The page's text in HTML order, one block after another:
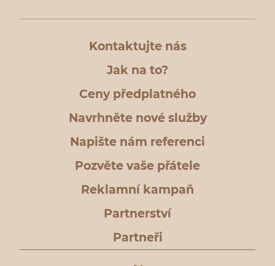
Kontaktujte nás
Jak na to?
Ceny předplatného
Navrhněte nové služby
Napište nám referenci
Pozvěte vaše přátele
Reklamní kampaň
Partnerství
Partneři